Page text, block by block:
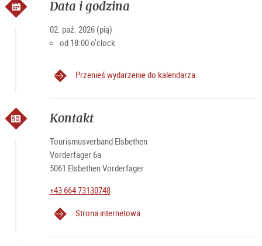
Data i godzina
02. paź. 2026 (pią)
od 18:00 o'clock
Przenieś wydarzenie do kalendarza
Kontakt
Tourismusverband Elsbethen
Vorderfager 6a
5061 Elsbethen Vorderfager
+43 664 73130748
Strona internetowa